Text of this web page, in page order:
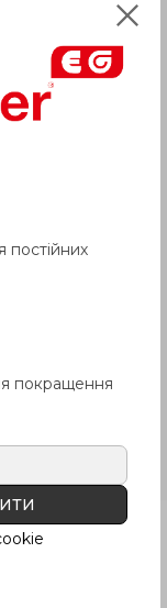
терміном
поставки
право
кольоровій
постійних
покращення